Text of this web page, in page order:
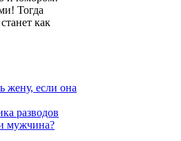
Тогда
как
жену, если она
разводов
мужчина?